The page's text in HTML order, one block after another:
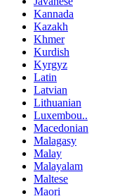
Kannada
Kazakh
Khmer
Kurdish
Kyrgyz
Latin
Latvian
Lithuanian
Luxembou..
Macedonian
Malagasy
Malay
Malayalam
Maltese
Maori